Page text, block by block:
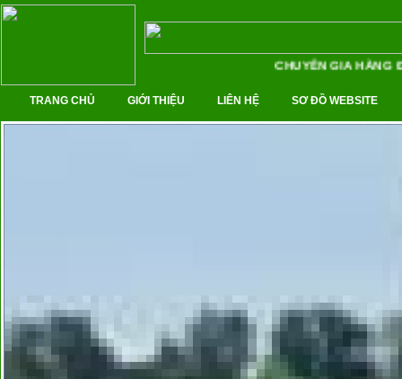
CHUYÊN GIA HÀNG
TRANG CHỦ GIỚI THIỆU LIÊN HỆ SƠ ĐỒ WEBSITE